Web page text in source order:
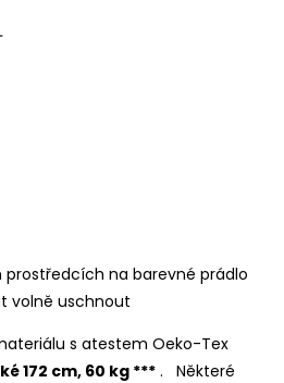
na barevné prádlo
volně uschnout
s atestem Oeko-Tex
172 cm, 60 kg ***.
Některé